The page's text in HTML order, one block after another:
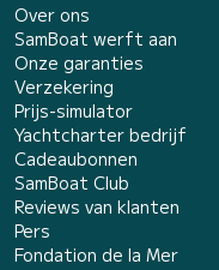
Over ons
SamBoat werft aan
Onze garanties
Verzekering
Prijs-simulator
Yachtcharter bedrijf
Cadeaubonnen
SamBoat Club
Reviews van klanten
Pers
Fondation de la Mer